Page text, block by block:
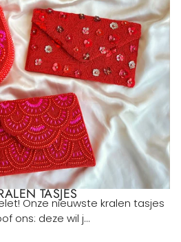
TASJES
Onze nieuwste kralen tasjes
ons: deze wil j...